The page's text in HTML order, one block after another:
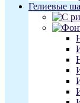
Гелиевые